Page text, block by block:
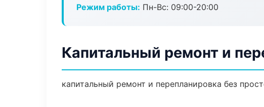
Режим работы: Пн-Вс: 09:00-20:00
Капитальный ремонт и
капитальный ремонт и перепланировка без